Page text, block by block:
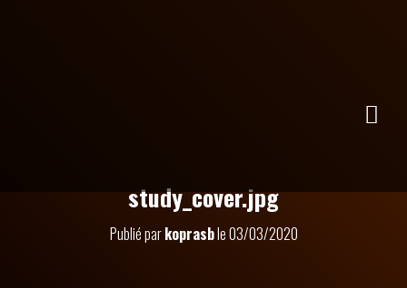
study_cover.jpg
Publié parkoprasble03/03/2020